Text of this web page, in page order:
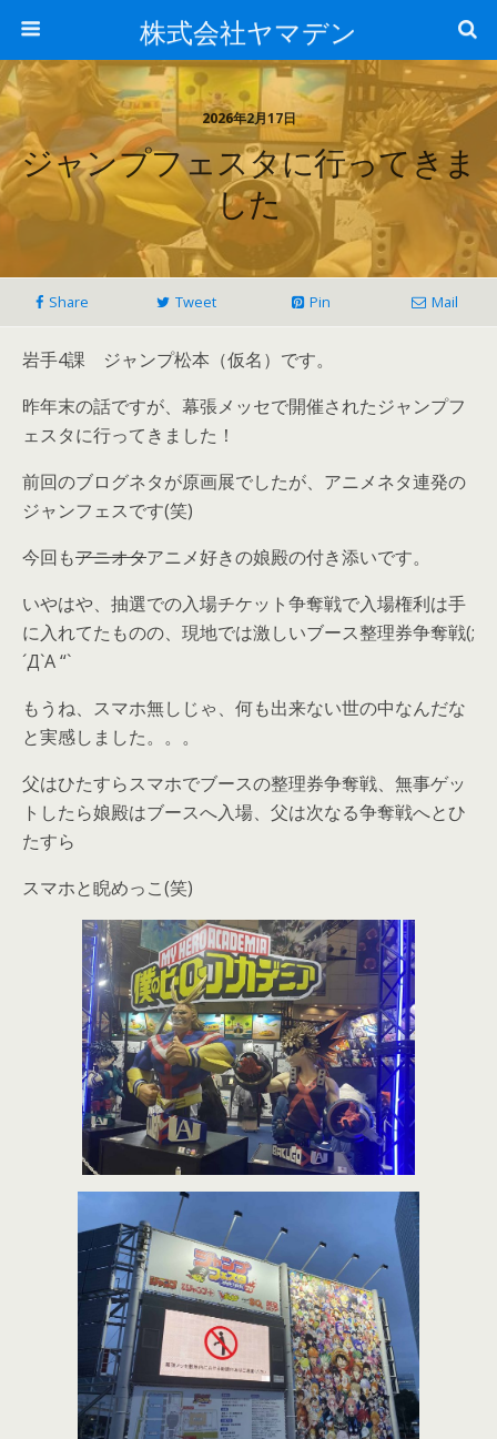
株式会社ヤマデン
2026年2月17日
ジャンプフェスタに行ってきま
した
Share Tweet Pin Mail
岩手4課 ジャンプ松本（仮名）です。
昨年末の話ですが、幕張メッセで開催されたジャンプフ
ェスタに行ってきました！
前回のブログネタが原画展でしたが、アニメネタ連発の
ジャンフェスです(笑)
今回もアニオタアニメ好きの娘殿の付き添いです。
いやはや、抽選での入場チケット争奪戦で入場権利は手
に入れてたものの、現地では激しいブース整理券争奪戦(;
´Д`A “`
もうね、スマホ無しじゃ、何も出来ない世の中なんだな
と実感しました。。。
父はひたすらスマホでブースの整理券争奪戦、無事ゲッ
トしたら娘殿はブースへ入場、父は次なる争奪戦へとひ
たすら
スマホと睨めっこ(笑)